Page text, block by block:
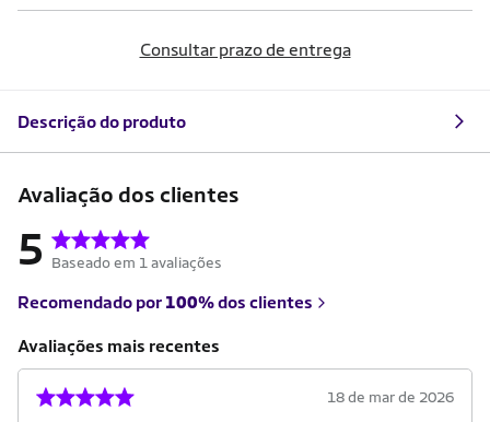
Consultar prazo de entrega
Descrição do produto
Avaliação dos clientes
5 Baseado em 1 avaliações
Recomendado por 100%dos clientes
Avaliações mais recentes
18 de mar de 2026